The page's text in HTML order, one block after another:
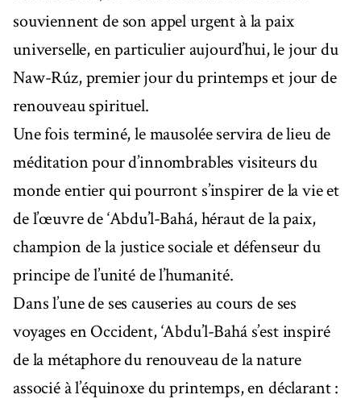
souviennent de son appel urgent à la paix
universelle, en particulier aujourd’hui, le jour du
Naw-Rúz, premier jour du printemps et jour de
renouveau spirituel.
Une fois terminé, le mausolée servira de lieu de
méditation pour d’innombrables visiteurs du
monde entier qui pourront s’inspirer de la vie et
de l’œuvre de ‘Abdu’l-Bahá, héraut de la paix,
champion de la justice sociale et défenseur du
principe de l’unité de l’humanité.
Dans l’une de ses causeries au cours de ses
voyages en Occident, ‘Abdu’l-Bahá s’est inspiré
de la métaphore du renouveau de la nature
associé à l’équinoxe du printemps, en déclarant :